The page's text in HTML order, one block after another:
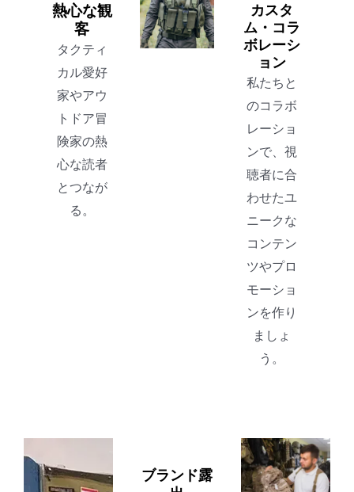
熱心な観
客
タクティ
カル愛好
家やアウ
トドア冒
険家の熱
心な読者
とつなが
る。
カスタ
ム・コラ
ボレーシ
ョン
私たちと
のコラボ
レーショ
ンで、視
聴者に合
わせたユ
ニークな
コンテン
ツやプロ
モーショ
ンを作り
ましょ
う。
ブランド露